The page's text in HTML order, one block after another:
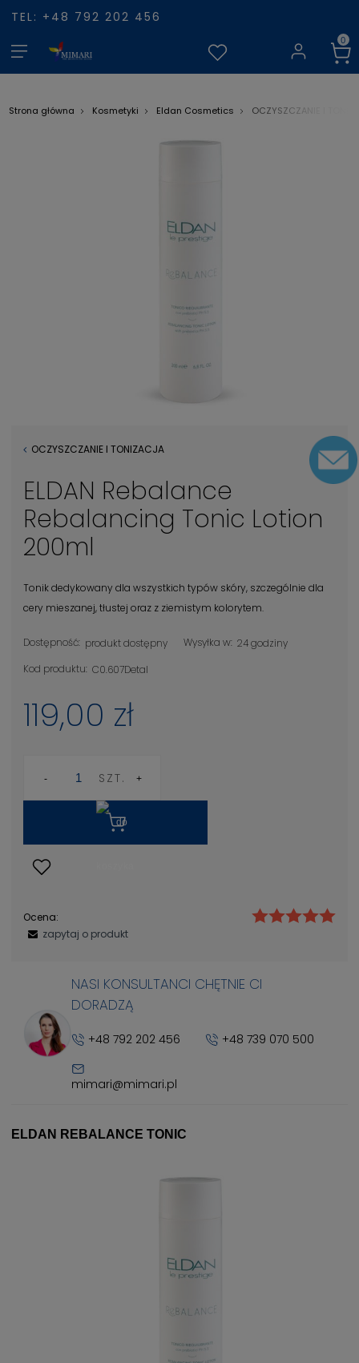
TEL: +48 792 202 456
Strona główna Kosmetyki Eldan Cosmetics OCZYSZCZANIE I
OCZYSZCZANIE I TONIZACJA
ELDAN Rebalance
Rebalancing Tonic Lotion
200ml
Tonik dedykowany dla wszystkich typów skóry, szczególnie dla
cery mieszanej, tłustej oraz z ziemistym kolorytem.
Dostępność: produkt dostępny Wysyłka w: 24 godziny
Kod produktu: C0.607Detal
119,00 zł
SZT.
Ocena:
zapytaj o produkt
NASI KONSULTANCI CHĘTNIE CI
DORADZĄ
+48 792 202 456 +48 739 070 500
mimari@mimari.pl
ELDAN REBALANCE TONIC